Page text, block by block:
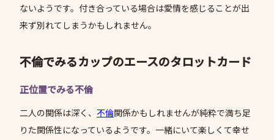
ないようです。付き合っている場合は愛情を感じることが出
来ず別れてしまうかもしれません。
不倫でみるカップのエースのタロットカード
正位置でみる不倫
二人の関係は深く、 不倫関係かもしれませんが純粋で満ち足
りた関係性になっているようです。一緒にいて楽しくて幸せ